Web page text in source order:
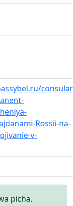
Rossii-na-
v-
picha.